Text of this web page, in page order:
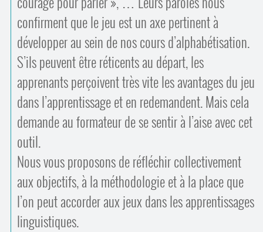
confirment que le jeu est un axe pertinent à
développer au sein de nos cours d’alphabétisation.
S’ils peuvent être réticents au départ, les
apprenants perçoivent très vite les avantages du jeu
dans l’apprentissage et en redemandent. Mais cela
demande au formateur de se sentir à l’aise avec cet
outil.
Nous vous proposons de réfléchir collectivement
aux objectifs, à la méthodologie et à la place que
l’on peut accorder aux jeux dans les apprentissages
linguistiques.